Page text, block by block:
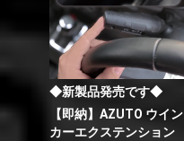
◆新製品発売です◆
【即納】AZUTO ウイン
カーエクステンション